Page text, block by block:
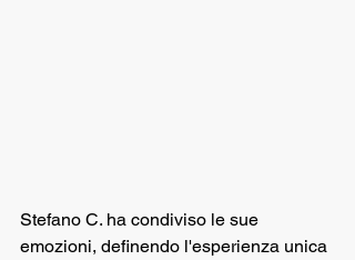
Stefano C. ha condiviso le sue
emozioni, definendo l'esperienza unica